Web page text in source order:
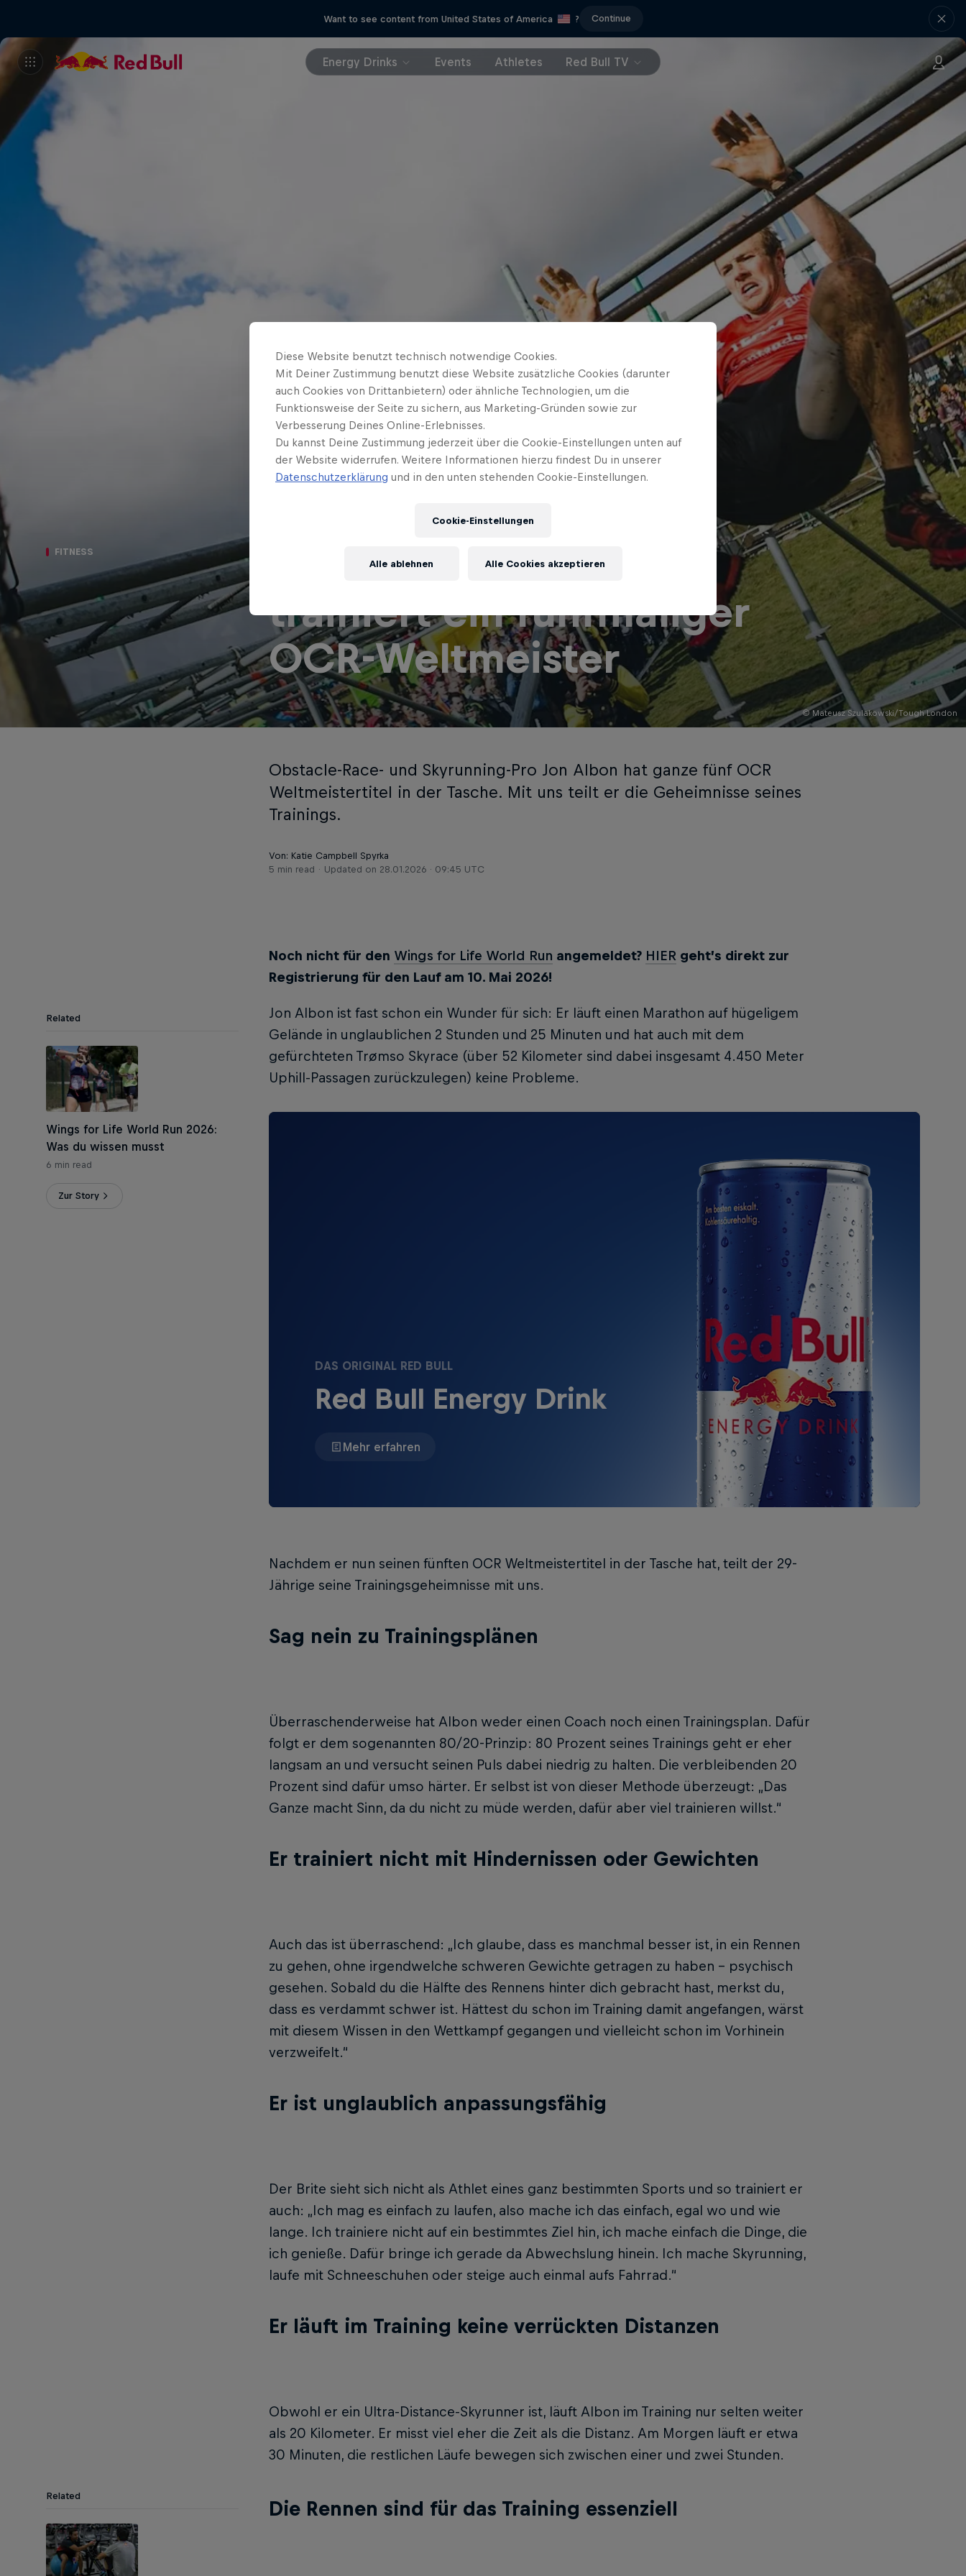
Want to see content from United States of America ? Continue
Energy Drinks Events Athletes Red Bull TV
© Mateusz Szulakowski/Tough London
FITNESS
Fitness-Guide: So
trainiert ein fünfmaliger
OCR-Weltmeister
Obstacle-Race- und Skyrunning-Pro Jon Albon hat ganze fünf OCR
Weltmeistertitel in der Tasche. Mit uns teilt er die Geheimnisse seines
Trainings.
Von: Katie Campbell Spyrka
5 min read
Updated on 28.01.2026 · 09:45 UTC
Noch nicht für den Wings for Life World Run angemeldet? HIER geht’s direkt zur
Registrierung für den Lauf am 10. Mai 2026!
Related
Wings for Life World Run 2026:
Was du wissen musst
6 min read
Zur Story
Jon Albon ist fast schon ein Wunder für sich: Er läuft einen Marathon auf hügeligem
Gelände in unglaublichen 2 Stunden und 25 Minuten und hat auch mit dem
gefürchteten Trømso Skyrace (über 52 Kilometer sind dabei insgesamt 4.450 Meter
Uphill-Passagen zurückzulegen) keine Probleme.
DAS ORIGINAL RED BULL
Red Bull Energy Drink
Mehr erfahren
Nachdem er nun seinen fünften OCR Weltmeistertitel in der Tasche hat, teilt der 29-
Jährige seine Trainingsgeheimnisse mit uns.
Sag nein zu Trainingsplänen
Überraschenderweise hat Albon weder einen Coach noch einen Trainingsplan. Dafür
folgt er dem sogenannten 80/20-Prinzip: 80 Prozent seines Trainings geht er eher
langsam an und versucht seinen Puls dabei niedrig zu halten. Die verbleibenden 20
Prozent sind dafür umso härter. Er selbst ist von dieser Methode überzeugt: „Das
Ganze macht Sinn, da du nicht zu müde werden, dafür aber viel trainieren willst.“
Er trainiert nicht mit Hindernissen oder Gewichten
Auch das ist überraschend: „Ich glaube, dass es manchmal besser ist, in ein Rennen
zu gehen, ohne irgendwelche schweren Gewichte getragen zu haben – psychisch
gesehen. Sobald du die Hälfte des Rennens hinter dich gebracht hast, merkst du,
dass es verdammt schwer ist. Hättest du schon im Training damit angefangen, wärst
mit diesem Wissen in den Wettkampf gegangen und vielleicht schon im Vorhinein
verzweifelt.“
Er ist unglaublich anpassungsfähig
Der Brite sieht sich nicht als Athlet eines ganz bestimmten Sports und so trainiert er
auch: „Ich mag es einfach zu laufen, also mache ich das einfach, egal wo und wie
lange. Ich trainiere nicht auf ein bestimmtes Ziel hin, ich mache einfach die Dinge, die
ich genieße. Dafür bringe ich gerade da Abwechslung hinein. Ich mache Skyrunning,
laufe mit Schneeschuhen oder steige auch einmal aufs Fahrrad.“
Er läuft im Training keine verrückten Distanzen
Obwohl er ein Ultra-Distance-Skyrunner ist, läuft Albon im Training nur selten weiter
als 20 Kilometer. Er misst viel eher die Zeit als die Distanz. Am Morgen läuft er etwa
30 Minuten, die restlichen Läufe bewegen sich zwischen einer und zwei Stunden.
Related
Die Rennen sind für das Training essenziell
Diese Website benutzt technisch notwendige Cookies.
Mit Deiner Zustimmung benutzt diese Website zusätzliche Cookies (darunter
auch Cookies von Drittanbietern) oder ähnliche Technologien, um die
Funktionsweise der Seite zu sichern, aus Marketing-Gründen sowie zur
Verbesserung Deines Online-Erlebnisses.
Du kannst Deine Zustimmung jederzeit über die Cookie-Einstellungen unten auf
der Website widerrufen. Weitere Informationen hierzu findest Du in unserer
Datenschutzerklärung und in den unten stehenden Cookie-Einstellungen.
Cookie-Einstellungen
Alle ablehnen Alle Cookies akzeptieren